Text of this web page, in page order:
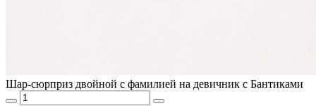
Шар-сюрприз двойной с фамилией на девичник с Бантиками